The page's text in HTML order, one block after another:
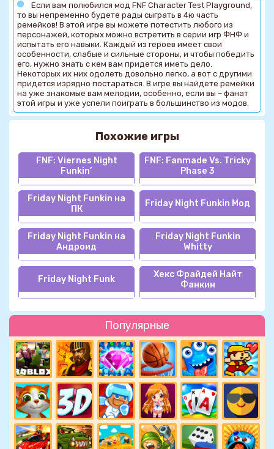
Популярные
Если вам полюбился мод FNF Character Test Playground,
то вы непременно будете рады сыграть в 4ю часть
ремейков! В этой игре вы можете потестить любого из
персонажей, которых можно встретить в серии игр ФНФ и
испытать его навыки. Каждый из героев имеет свои
особенности, слабые и сильные стороны, и чтобы победить
его, нужно знать с кем вам придется иметь дело.
Некоторых их них одолеть довольно легко, а вот с другими
придется изрядно постараться. В игре вы найдете ремейки
на уже знакомые вам мелодии, особенно, если вы – фанат
этой игры и уже успели поиграть в большинство из модов.
Похожие игры
FNF: Viernes Night
Funkin’
FNF: Fanmade Vs. Tricky
Phase 3
Friday Night Funkin на
ПК
Friday Night Funkin Мод
Friday Night Funkin на
Андроид
Friday Night Funkin
Whitty
Friday Night Funk
Хекс Фрайдей Найт
Фанкин